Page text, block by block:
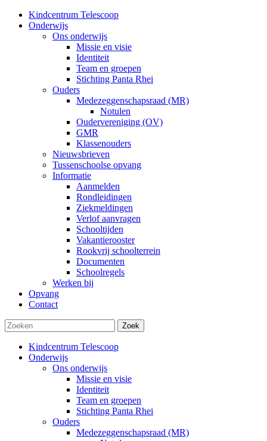
Kindcentrum Telescoop
Onderwijs
Ons onderwijs
Missie en visie
Identiteit
Team en groepen
Stichting Panta Rhei
Ouders
Medezeggenschapsraad (MR)
Notulen
Oudervereniging (OV)
GMR
Klassenouders
Nieuwsbrieven
Tussenschoolse opvang
Informatie
Aanmelden
Rondleidingen
Ziekmeldingen
Verlof aanvragen
Schooltijden
Vakantierooster
Rookvrij schoolterrein
Documenten
Schoolregels
Werken bij
Opvang
Contact
Zoek
Kindcentrum Telescoop
Onderwijs
Ons onderwijs
Missie en visie
Identiteit
Team en groepen
Stichting Panta Rhei
Ouders
Medezeggenschapsraad (MR)